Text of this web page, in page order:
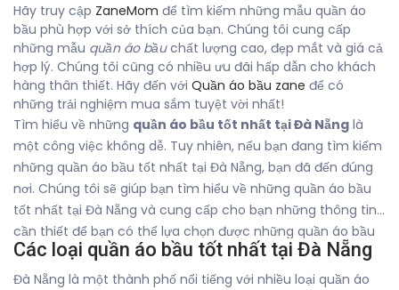
Hãy truy cập ZaneMom để tìm kiếm những mẫu quần áo
bầu phù hợp với sở thích của bạn. Chúng tôi cung cấp
những mẫu quần áo bầuchất lượng cao, đẹp mắt và giá cả
hợp lý. Chúng tôi cũng có nhiều ưu đãi hấp dẫn cho khách
hàng thân thiết. Hãy đến với Quần áo bầu zane để có
những trải nghiệm mua sắm tuyệt vời nhất!
Tìm hiểu về những quần áo bầu tốt nhất tại Đà Nẵng là
một công việc không dễ. Tuy nhiên, nếu bạn đang tìm kiếm
những quần áo bầu tốt nhất tại Đà Nẵng, bạn đã đến đúng
nơi. Chúng tôi sẽ giúp bạn tìm hiểu về những quần áo bầu
tốt nhất tại Đà Nẵng và cung cấp cho bạn những thông tin
cần thiết để bạn có thể lựa chọn được những quần áo bầu
phù hợp nhất với nhu cầu của bạn.
Các loại quần áo bầu tốt nhất tại Đà Nẵng
Đà Nẵng là một thành phố nổi tiếng với nhiều loại quần áo